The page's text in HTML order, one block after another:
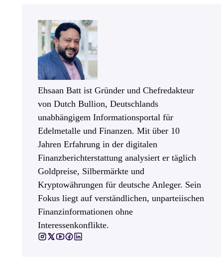
Ehsaan Batt ist Gründer und Chefredakteur
von Dutch Bullion, Deutschlands
unabhängigem Informationsportal für
Edelmetalle und Finanzen. Mit über 10
Jahren Erfahrung in der digitalen
Finanzberichterstattung analysiert er täglich
Goldpreise, Silbermärkte und
Kryptowährungen für deutsche Anleger. Sein
Fokus liegt auf verständlichen, unparteiischen
Finanzinformationen ohne
Interessenkonflikte.